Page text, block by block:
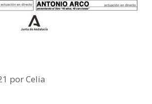
porCelia